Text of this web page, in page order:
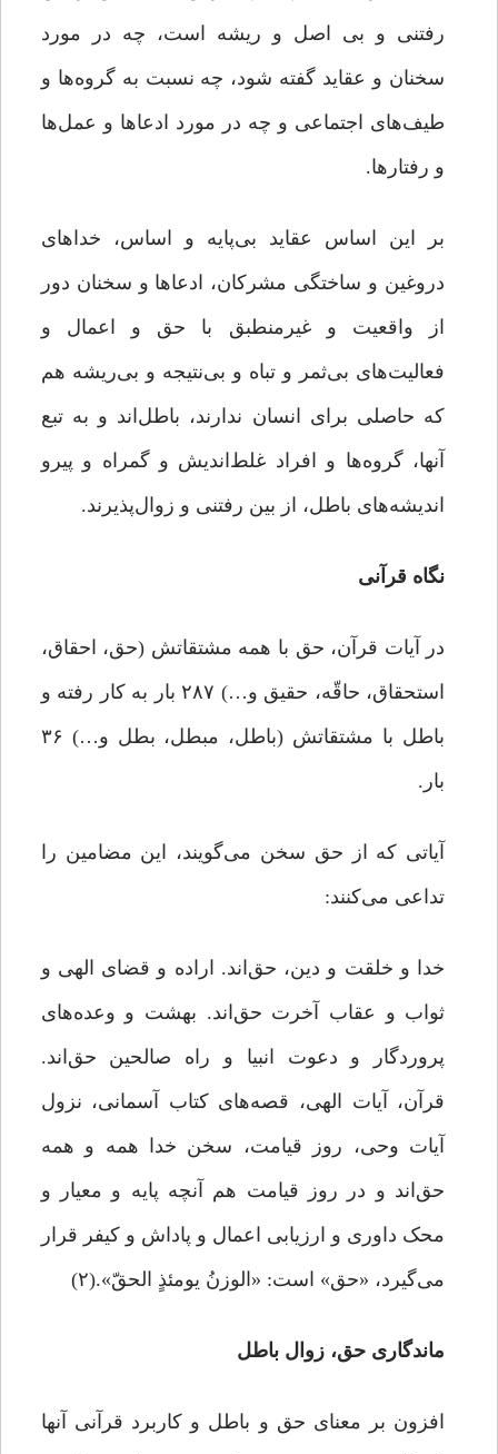
رفتنی و بی اصل و ریشه است، چه در مورد
سخنان و عقاید گفته شود، چه نسبت به گروه‌ها و
طیف‌های اجتماعی و چه در مورد ادعاها و عمل‌ها
و رفتارها.
بر این اساس عقاید بی‌پایه و اساس، خداهای
دروغین و ساختگی مشرکان، ادعاها و سخنان دور
از واقعیت و غیرمنطبق با حق و اعمال و
فعالیت‌های بی‌ثمر و تباه و بی‌‌نتیجه و بی‌ریشه هم
که حاصلی برای انسان ندارند، باطل‌اند و به تبع
آنها، گروه‌ها و افراد غلط‌اندیش و گمراه و پیرو
اندیشه‌های باطل، از بین رفتنی و زوال‌پذیرند.
نگاه قرآنی
در آیات قرآن، حق با همه مشتقاتش (حق، احقاق،
استحقاق، حاقّه، حقیق و…) ۲۸۷ بار به کار رفته و
باطل با مشتقاتش (باطل، مبطل، بطل و…) ۳۶
بار.
آیاتی که از حق سخن می‌گویند، این مضامین را
تداعی می‌کنند:
خدا و خلقت و دین، حق‌اند. اراده و قضای الهی و
ثواب و عقاب آخرت حق‌اند. بهشت و وعده‌های
پروردگار و دعوت انبیا و راه صالحین حق‌اند.
قرآن، آیات الهی، قصه‌های کتاب آسمانی، نزول
آیات وحی، روز قیامت، سخن خدا همه و همه
حق‌اند و در روز قیامت هم آنچه پایه و معیار و
محک داوری و ارزیابی اعمال و پاداش و کیفر قرار
می‌گیرد، «حق» است: «الوزنُ یومئذٍ الحقّ».(۲)
ماندگاری حق، زوال باطل
افزون بر معنای حق و باطل و کاربرد قرآنی آنها